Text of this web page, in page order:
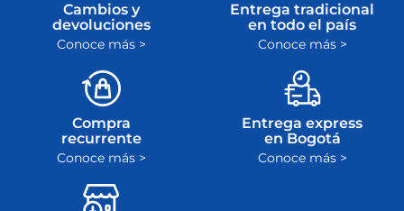
Cambios y
devoluciones
Conoce más >
Entrega tradicional
en todo el país
Conoce más >
Compra
recurrente
Conoce más >
Entrega express
en Bogotá
Conoce más >